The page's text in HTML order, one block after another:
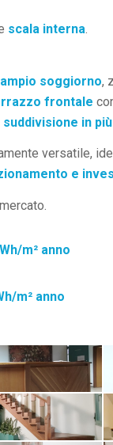
scala interna.
ampio soggiorno,
frontale
in
versatile,
e
m² anno
m² anno